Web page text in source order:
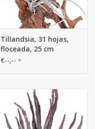
Tillandsia, 31 hojas,
floceada, 25 cm
€--,-- *